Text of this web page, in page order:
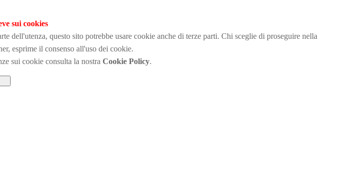
sui cookies
dell'utenza, questo sito potrebbe usare cookie anche di terze parti. Chi sceglie di proseguire nella
esprime il consenso all'uso dei cookie.
sui cookie consulta la nostra Cookie Policy.